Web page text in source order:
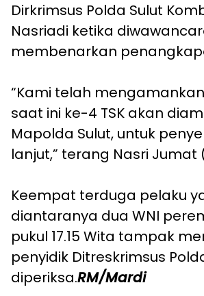
Dirkrimsus Polda Sulut
Nasriadi ketika
membenarkan
“Kami telah mengamankan
saat ini ke-4 TSK akan
Mapolda Sulut, untuk
lanjut,” terang Nasri Jumat
Keempat terduga pelaku
diantaranya dua WNI
pukul 17.15 Wita tampak
penyidik Ditreskrimsus
diperiksa.RM/Mardi